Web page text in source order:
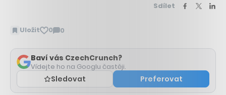
Sdílet
Uložit 0 0
Zobrazit
Baví vás CzechCrunch?
Vídejte ho na Googlu častěji.
Sledovat Preferovat